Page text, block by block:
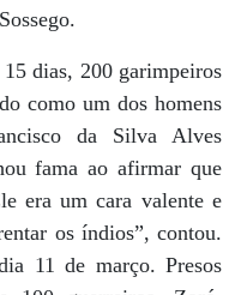
dias, 200 garimpeiros
como um dos homens
da Silva Alves
fama ao afirmar que
era um cara valente e
os índios”, contou.
11 de março. Presos